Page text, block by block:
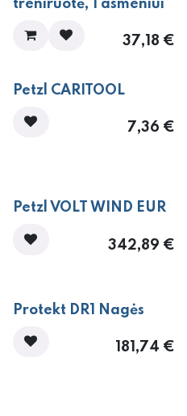
treniruotė, 1 asmeniui
37,18 €
Petzl CARITOOL
7,36 €
Petzl VOLT WIND EUR
342,89 €
Protekt DR1 Nagės
181,74 €